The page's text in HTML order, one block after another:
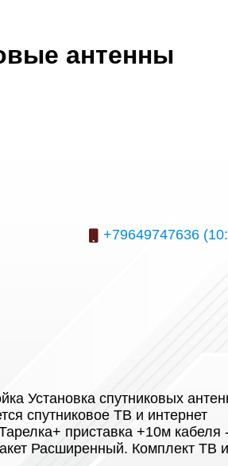
антенны
+79649747636
Установка спутниковых
спутниковое ТВ и интернет
приставка +10м кабеля
Расширенный. Комплект ТВ